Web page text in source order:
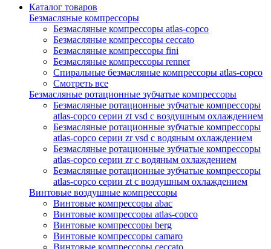
Каталог товаров
Безмасляные компрессоры
Безмасляные компрессоры atlas-copco
Безмасляные компрессоры ceccato
Безмасляные компрессоры fini
Безмасляные компрессоры renner
Спиральные безмасляные компрессоры atlas-copco
Смотреть все
Безмасляные ротационные зубчатые компрессоры
Безмасляные ротационные зубчатые компрессоры
atlas-copco серии zt vsd с воздушным охлаждением
Безмасляные ротационные зубчатые компрессоры
atlas-copco серии zr vsd с водяным охлаждением
Безмасляные ротационные зубчатые компрессоры
atlas-copco серии zr с водяным охлаждением
Безмасляные ротационные зубчатые компрессоры
atlas-copco серии zt с воздушным охлаждением
Винтовые воздушные компрессоры
Винтовые компрессоры abac
Винтовые компрессоры atlas-copco
Винтовые компрессоры berg
Винтовые компрессоры camaro
Винтовые компрессоры ceccato